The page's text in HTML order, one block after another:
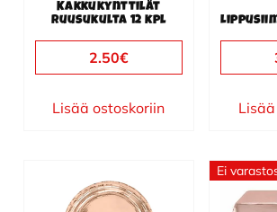
Kakkukynttilät
ruusukulta 12 kpl
2.50€
Lisää ostoskoriin
Ei